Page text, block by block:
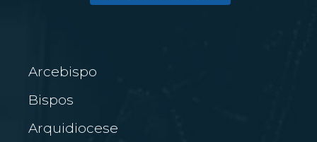
Arcebispo
Bispos
Arquidiocese